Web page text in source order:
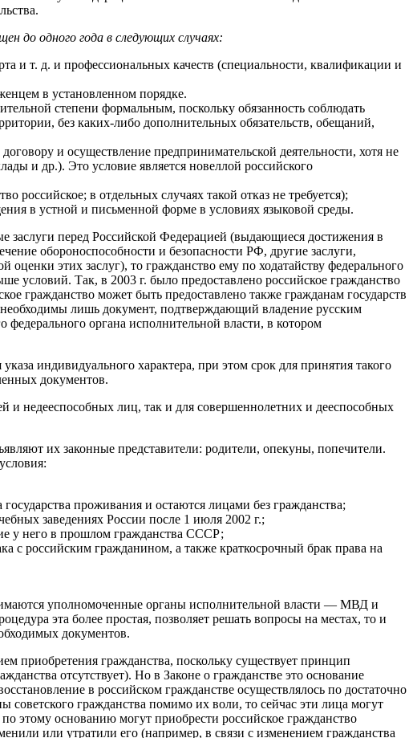
до одного года в следующих случаях:
и т. д. и профессиональных качеств (специальности, квалификации и
в установленном порядке.
степени формальным, поскольку обязанность соблюдать
без каких-либо дополнительных обязательств, обещаний,
и осуществление предпринимательской деятельности, хотя не
и др.). Это условие является новеллой российского
российское; в отдельных случаях такой отказ не требуется);
в устной и письменной форме в условиях языковой среды.
заслуги перед Российской Федерацией (выдающиеся достижения в
обороноспособности и безопасности РФ, другие заслуги,
этих заслуг), то гражданство ему по ходатайству федерального
условий. Так, в 2003 г. было предоставлено российское гражданство
гражданство может быть предоставлено также гражданам государств
лишь документ, подтверждающий владение русским
органа исполнительной власти, в котором
индивидуального характера, при этом срок для принятия такого
документов.
и недееспособных лиц, так и для совершеннолетних и дееспособных
их законные представители: родители, опекуны, попечители.
проживания и остаются лицами без гражданства;
заведениях России после 1 июля 2002 г.;
у него в прошлом гражданства СССР;
с российским гражданином, а также краткосрочный брак права на
уполномоченные органы исполнительной власти — МВД и
эта более простая, позволяет решать вопросы на местах, то и
документов.
приобретения гражданства, поскольку существует принцип
отсутствует). Но в Законе о гражданстве это основание
в российском гражданстве осуществлялось по достаточно
гражданства помимо их воли, то сейчас эти лица могут
этому основанию могут приобрести российское гражданство
или утратили его (например, в связи с изменением гражданства